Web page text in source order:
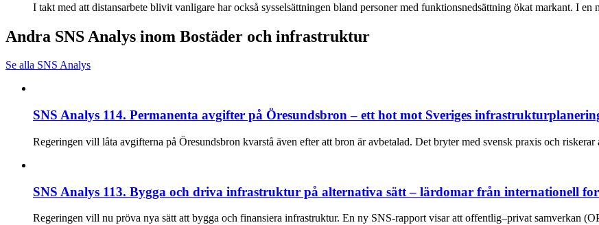
I takt med att distansarbete blivit vanligare har också sysselsättningen bland personer med funktionsnedsättning ökat markant. I en
Andra SNS Analys inom Bostäder och infrastruktur
Se alla SNS Analys
SNS Analys 114. Permanenta avgifter på Öresundsbron – ett hot mot Sveriges
Regeringen vill låta avgifterna på Öresundsbron kvarstå även efter att bron är avbetalad. Det bryter med svensk praxis och riskerar
SNS Analys 113. Bygga och driva infrastruktur på alternativa sätt – lärdomar från internationell
Regeringen vill nu pröva nya sätt att bygga och finansiera infrastruktur. En ny SNS-rapport visar att offentlig–privat samverkan